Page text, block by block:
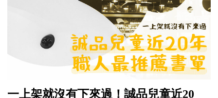
一上架就沒有下來過！誠品兒童近20